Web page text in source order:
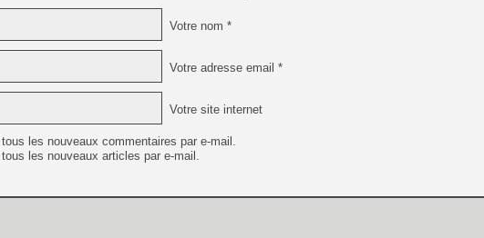
[GK] No More Room in
[GK] Un chatbot Atelier
[GK] Mémoire cash -
[GK] Nvidia : le prix des
[GK] Suikoden Star Leap
[Mo5] La mini borne
[GK] Pourquoi Marvel
[GK] Test : Restory : Chill
Votre nom *
Votre adresse email *
Votre site internet
les nouveaux commentaires par e-mail.
les nouveaux articles par e-mail.